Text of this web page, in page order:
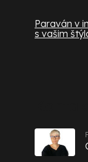
Paraván v
s vašim